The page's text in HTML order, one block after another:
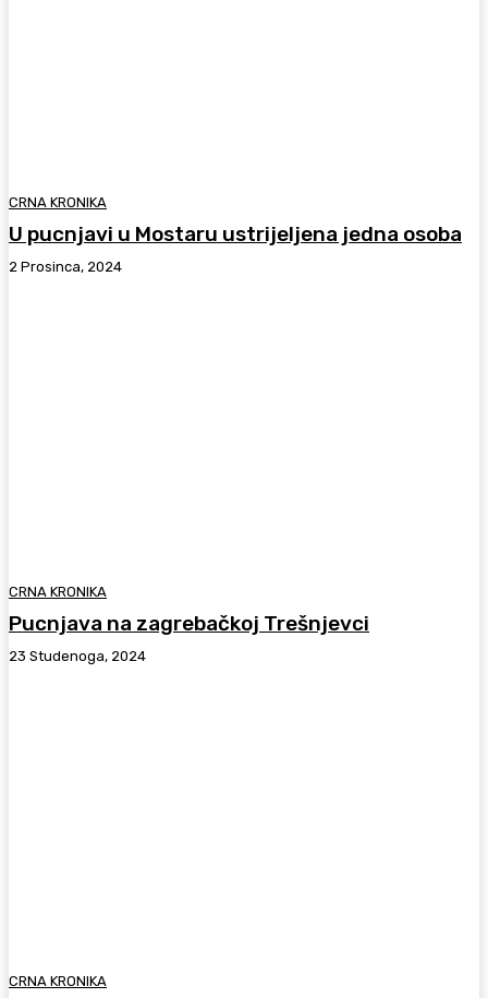
CRNA KRONIKA
U pucnjavi u Mostaru ustrijeljena jedna osoba
2 Prosinca, 2024
CRNA KRONIKA
Pucnjava na zagrebačkoj Trešnjevci
23 Studenoga, 2024
CRNA KRONIKA